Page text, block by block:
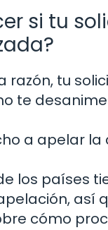
si tu
razón, tu
te
a apelar la
los países
así
cómo